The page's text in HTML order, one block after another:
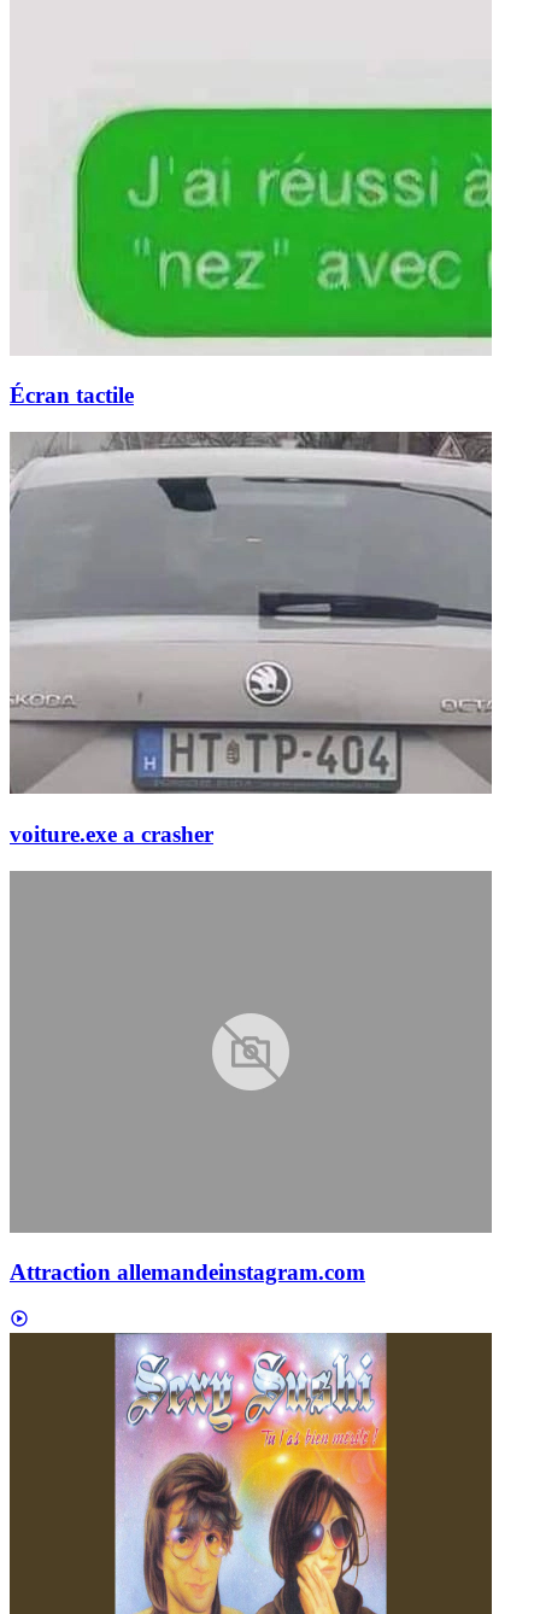
Écran tactile
voiture.exe a crasher
Attraction allemandeinstagram.com